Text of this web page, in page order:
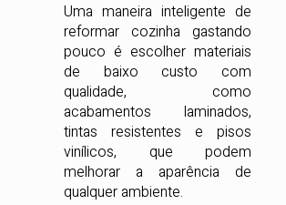
Uma maneira inteligente de
reformar cozinha gastando
pouco é escolher materiais
de baixo custo com
qualidade, como
acabamentos laminados,
tintas resistentes e pisos
vinílicos, que podem
melhorar a aparência de
qualquer ambiente.